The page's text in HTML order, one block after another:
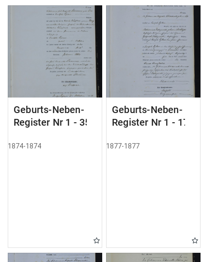
Geburts-Neben-
Register Nr 1 - 35
1874-1874
Geburts-Neben-
Register Nr 1 - 179
1877-1877